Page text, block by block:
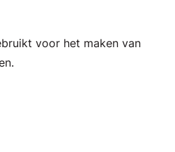
voor het maken van